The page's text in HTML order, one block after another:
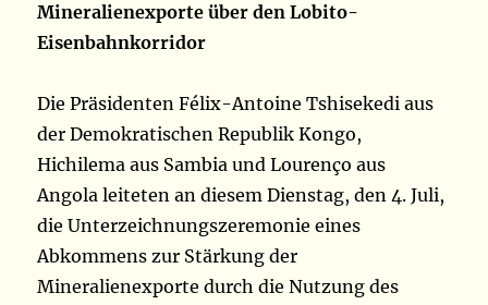
Mineralienexporte über den Lobito-
Eisenbahnkorridor
Die Präsidenten Félix-Antoine Tshisekedi aus
der Demokratischen Republik Kongo,
Hichilema aus Sambia und Lourenço aus
Angola leiteten an diesem Dienstag, den 4. Juli,
die Unterzeichnungszeremonie eines
Abkommens zur Stärkung der
Mineralienexporte durch die Nutzung des